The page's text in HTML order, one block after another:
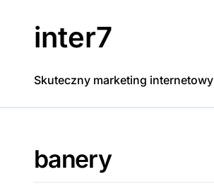
inter7
Skuteczny marketing internetowy
banery